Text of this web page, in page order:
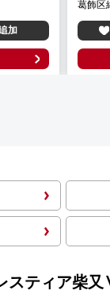
加
葛飾区
スティア柴